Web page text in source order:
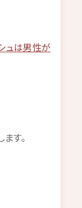
ュは男性が
す。